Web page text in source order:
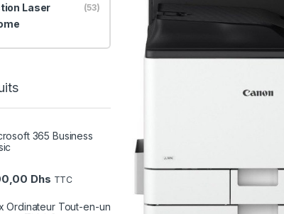
Laser
(53)
365 Business
Dhs TTC
Ordinateur Tout-en-un